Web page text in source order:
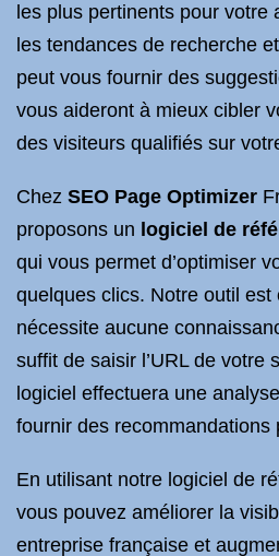
les plus pertinents pour votre
les tendances de recherche
peut vous fournir des
vous aideront à mieux cibler
des visiteurs qualifiés sur
Chez SEO Page Optimizer
proposons un logiciel de
qui vous permet d’optimiser
quelques clics. Notre outil est
nécessite aucune
suffit de saisir l’URL de votre
logiciel effectuera une
fournir des recommandations
En utilisant notre logiciel de
vous pouvez améliorer la
entreprise française et